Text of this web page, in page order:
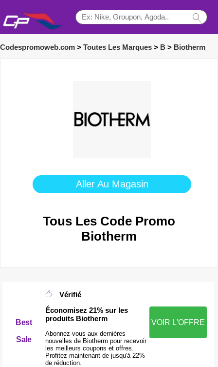
Codespromoweb.com > Toutes Les Marques > B > Biotherm
Aller Au Magasin
Tous Les Code Promo
Biotherm
Best
Sale
Vérifié
Économisez 21% sur les
produits Biotherm
Abonnez-vous aux dernières
nouvelles de Biotherm pour recevoir
les meilleurs coupons et offres.
Profitez maintenant de jusqu'à 22%
de réduction.
VOIR L'OFFRE